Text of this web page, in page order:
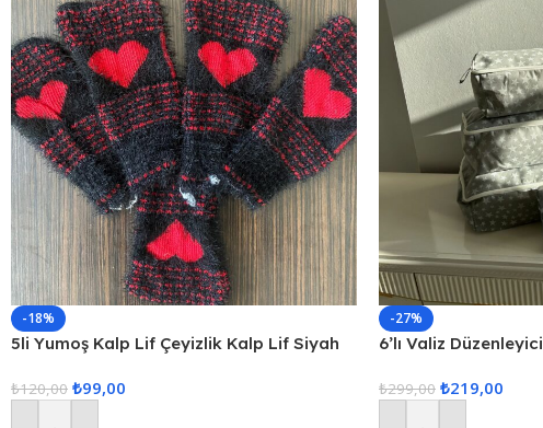
-18%
5li Yumoş Kalp Lif Çeyizlik Kalp Lif Siyah
₺120,00 ₺99,00
-27%
6’lı Valiz
₺299,00 ₺219,00